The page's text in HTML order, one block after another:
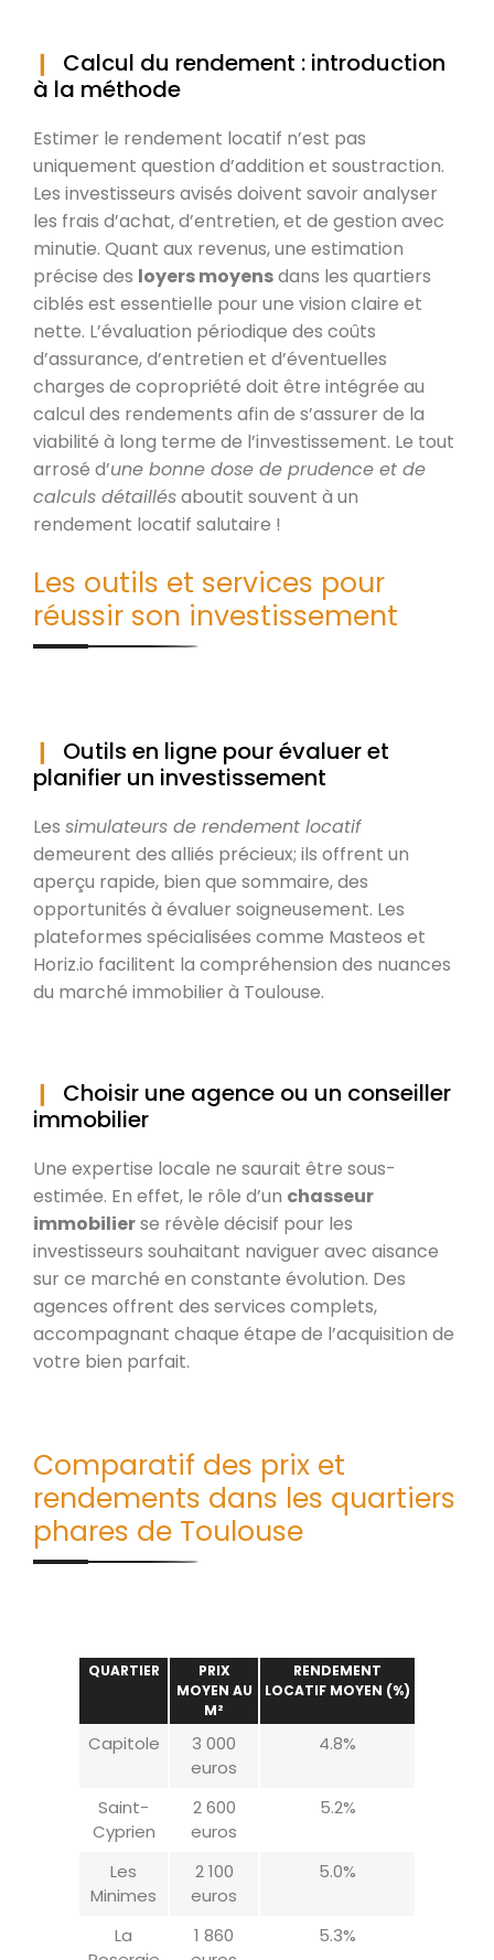
Calcul du rendement : introduction
à la méthode
Estimer le rendement locatif n’est pas
uniquement question d’addition et soustraction.
Les investisseurs avisés doivent savoir analyser
les frais d’achat, d’entretien, et de gestion avec
minutie. Quant aux revenus, une estimation
précise des loyers moyensdans les quartiers
ciblés est essentielle pour une vision claire et
nette. L’évaluation périodique des coûts
d’assurance, d’entretien et d’éventuelles
charges de copropriété doit être intégrée au
calcul des rendements afin de s’assurer de la
viabilité à long terme de l’investissement. Le tout
arrosé d’une bonne dose de prudence et de
calculs détaillésaboutit souvent à un
rendement locatif salutaire !
Les outils et services pour
réussir son investissement
Outils en ligne pour évaluer et
planifier un investissement
Les simulateurs de rendement locatif
demeurent des alliés précieux; ils offrent un
aperçu rapide, bien que sommaire, des
opportunités à évaluer soigneusement. Les
plateformes spécialisées comme Masteos et
Horiz.io facilitent la compréhension des nuances
du marché immobilier à Toulouse.
Choisir une agence ou un conseiller
immobilier
Une expertise locale ne saurait être sous-
estimée. En effet, le rôle d’un chasseur
immobilierse révèle décisif pour les
investisseurs souhaitant naviguer avec aisance
sur ce marché en constante évolution. Des
agences offrent des services complets,
accompagnant chaque étape de l’acquisition de
votre bien parfait.
Comparatif des prix et
rendements dans les quartiers
phares de Toulouse
QUARTIER
PRIX
MOYEN AU
M²
RENDEMENT
LOCATIF MOYEN (%)
Capitole
3 000
euros
4.8%
Saint-
Cyprien
2 600
euros
5.2%
Les
Minimes
2 100
euros
5.0%
La
1 860
5.3%